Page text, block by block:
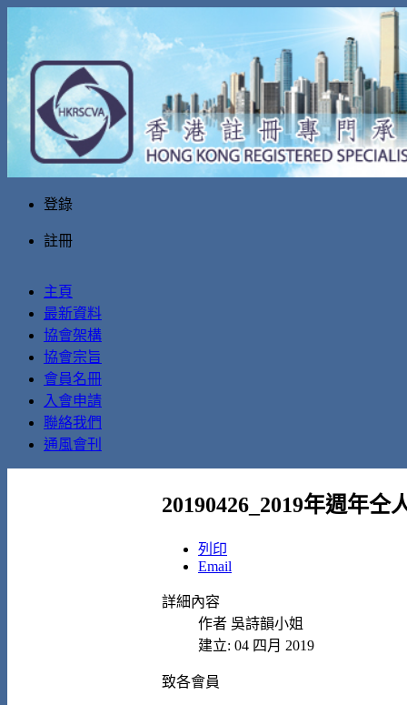
登錄
註冊
主頁
最新資料
協會架構
協會宗旨
會員名冊
入會申請
聯絡我們
通風會刊
20190426_2019年週年仝
列印
Email
詳細內容
作者 吳詩韻小姐
建立: 04 四月 2019
致各會員